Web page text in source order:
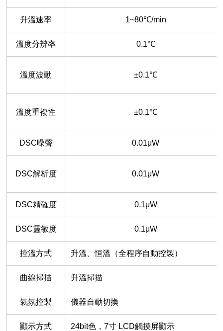
升溫速率 1~80℃/min
溫度分辨率 0.1℃
溫度波動 ±0.1℃
溫度重複性 ±0.1℃
DSC噪聲 0.01μW
DSC解析度 0.01μW
DSC精確度 0.1μW
DSC靈敏度 0.1μW
控溫方式 升溫、恒溫（全程序自動控製）
曲線掃描 升溫掃描
氣氛控製 儀器自動切換
顯示方式 24bit色，7寸 LCD觸摸屏顯示